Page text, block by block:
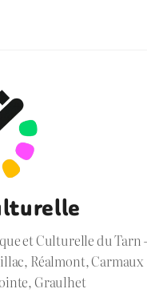
et Culturelle du Tarn
Réalmont, Carmaux
Graulhet